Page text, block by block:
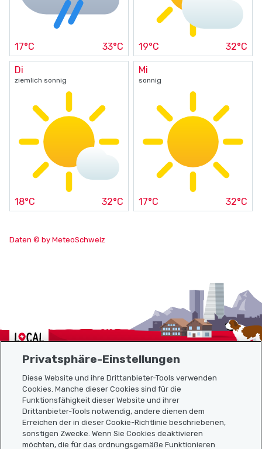
17°C 33°C 19°C 32°C
Di
ziemlich sonnig
18°C 32°C
Mi
sonnig
17°C 32°C
Daten © by MeteoSchweiz
Localcities
Sitemap
Nützliche Links
Privatsphäre-Einstellungen
Diese Website und ihre Drittanbieter-Tools verwenden
Cookies. Manche dieser Cookies sind für die
Funktionsfähigkeit dieser Website und ihrer
Drittanbieter-Tools notwendig, andere dienen dem
Erreichen der in dieser Cookie-Richtlinie beschriebenen,
sonstigen Zwecke. Wenn Sie Cookies deaktivieren
möchten, die für das ordnungsgemäße Funktionieren